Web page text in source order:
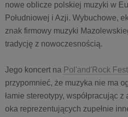
nowe oblicze polskiej muzyki w
Południowej i Azji. Wybuchowe,
znak firmowy muzyki
tradycję z nowoczesnością.
Jego koncert na Pol'and'Rock
przypomnieć, że muzyka nie ma
łamie stereotypy, współpracując
oka reprezentujących zupełnie